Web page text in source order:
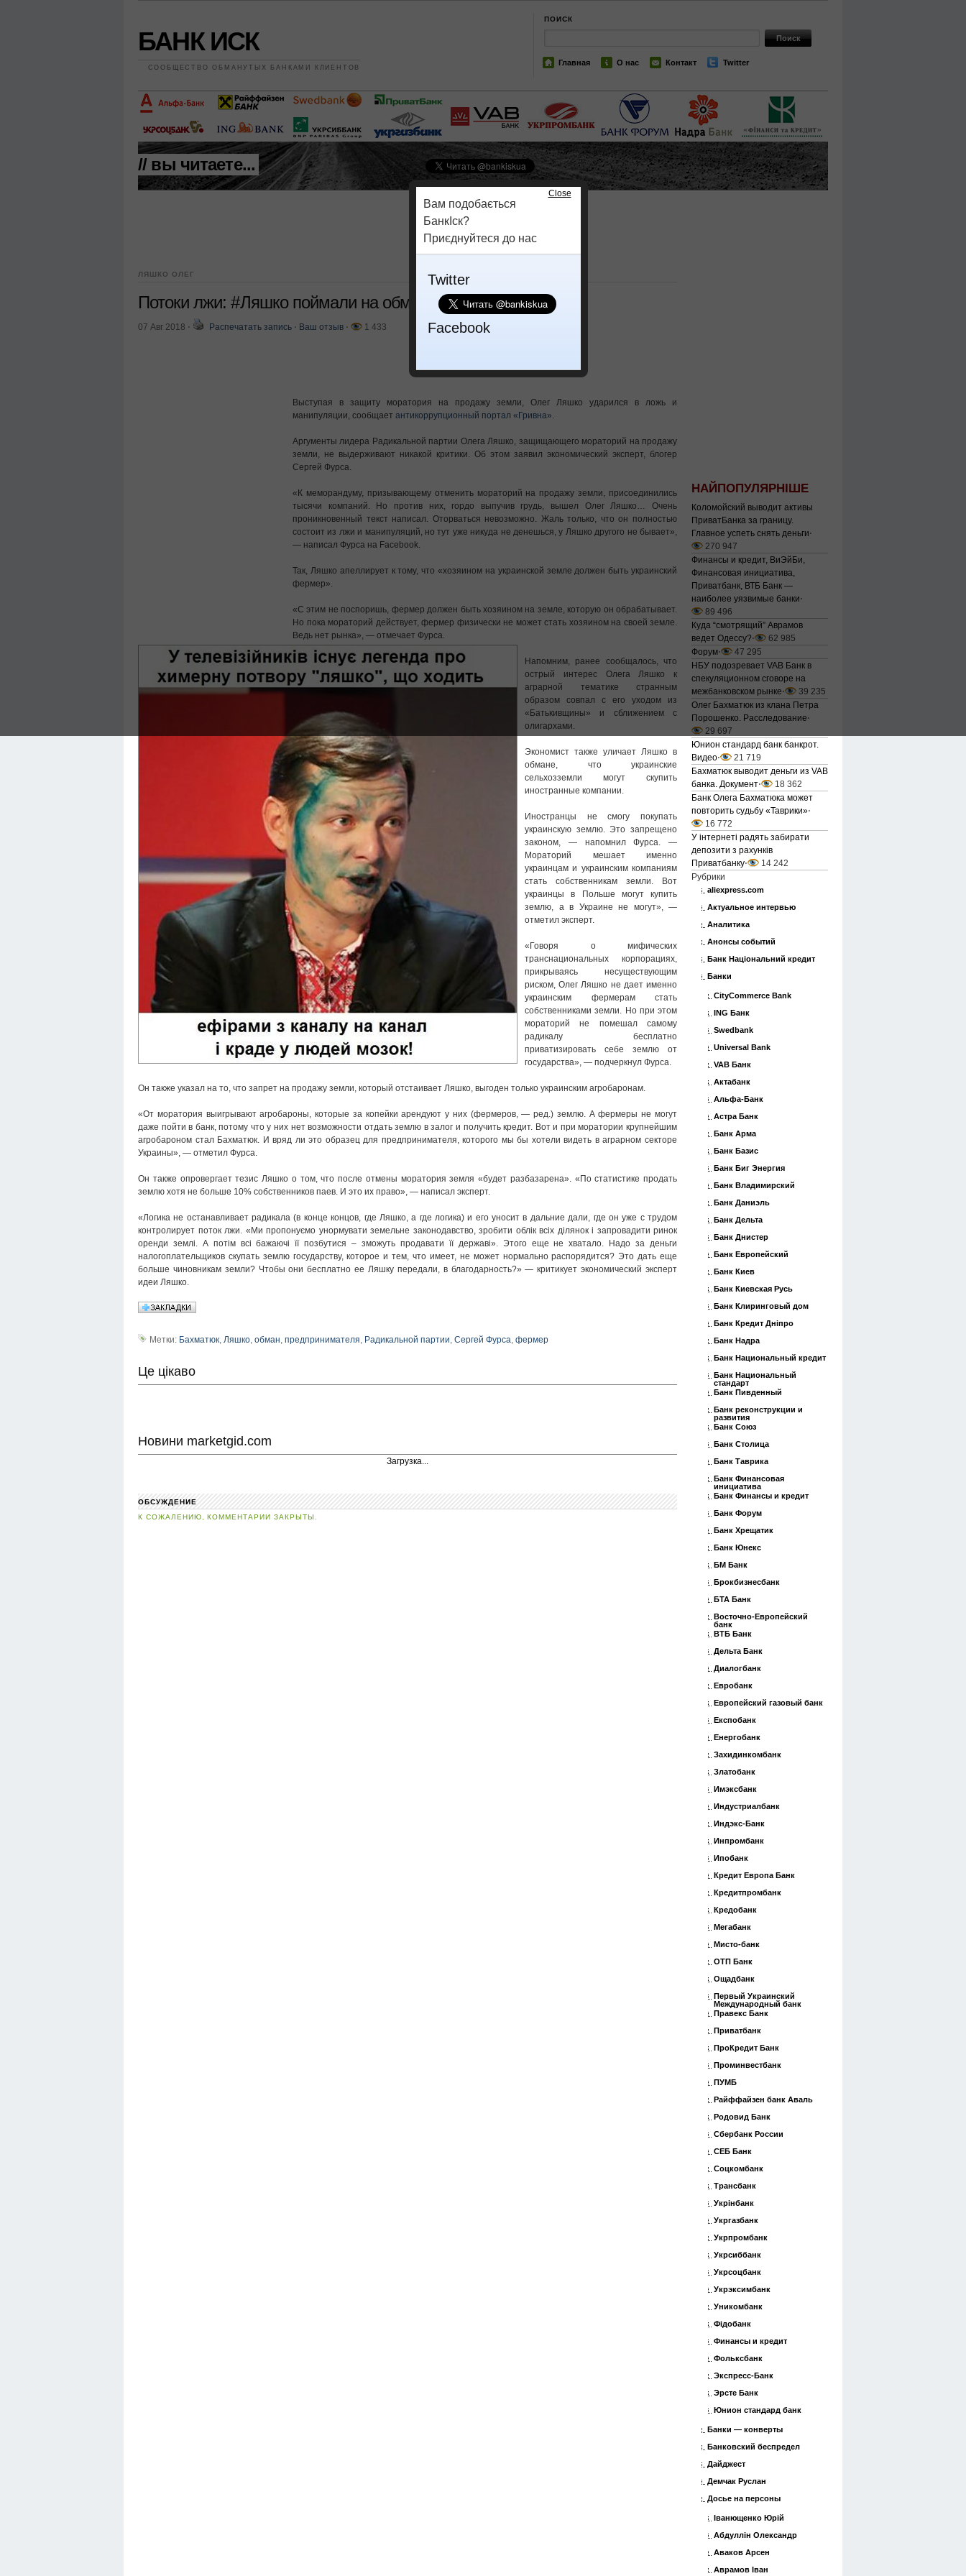
БАНК ИСК
СООБЩЕСТВО ОБМАНУТЫХ БАНКАМИ КЛИЕНТОВ
ПОИСК
Главная О нас Контакт Twitter
// вы читаете...
ЛЯШКО ОЛЕГ
Потоки лжи: #Ляшко поймали на обмане фермеров
07 Авг 2018 ⋅ Распечатать запись ⋅ Ваш отзыв ⋅ 1 433
Выступая в защиту моратория на продажу земли, Олег Ляшко ударился в ложь и
манипуляции, сообщает антикоррупционный портал «Гривна».
Аргументы лидера Радикальной партии Олега Ляшко, защищающего мораторий на продажу
земли, не выдерживают никакой критики. Об этом заявил экономический эксперт, блогер
Сергей Фурса.
«К меморандуму, призывающему отменить мораторий на продажу земли, присоединились
тысячи компаний. Но против них, гордо выпучив грудь, вышел Олег Ляшко… Очень
проникновенный текст написал. Оторваться невозможно. Жаль только, что он полностью
состоит из лжи и манипуляций, но тут уже никуда не денешься, у Ляшко другого не бывает»,
— написал Фурса на Facebook.
Так, Ляшко апеллирует к тому, что «хозяином на украинской земле должен быть украинский
фермер».
«С этим не поспоришь, фермер должен быть хозяином на земле, которую он обрабатывает.
Но пока мораторий действует, фермер физически не может стать хозяином на своей земле.
Ведь нет рынка», — отмечает Фурса.
Напомним, ранее сообщалось, что
острый интерес Олега Ляшко к
аграрной тематике странным
образом совпал с его уходом из
«Батькивщины» и сближением с
олигархами.
Экономист также уличает Ляшко в
обмане, что украинские
сельхозземли могут скупить
иностранные компании.
Иностранцы не смогу покупать
украинскую землю. Это запрещено
законом, — напомнил Фурса. —
Мораторий мешает именно
украинцам и украинским компаниям
стать собственникам земли. Вот
украинцы в Польше могут купить
землю, а в Украине не могут», —
отметил эксперт.
«Говоря о мифических
транснациональных корпорациях,
прикрываясь несуществующим
риском, Олег Ляшко не дает именно
украинским фермерам стать
собственниками земли. Но при этом
мораторий не помешал самому
радикалу бесплатно
приватизировать себе землю от
государства», — подчеркнул Фурса.
Он также указал на то, что запрет на продажу земли, который отстаивает Ляшко, выгоден только украинским агробаронам.
«От моратория выигрывают агробароны, которые за копейки арендуют у них (фермеров, — ред.) землю. А фермеры не могут
даже пойти в банк, потому что у них нет возможности отдать землю в залог и получить кредит. Вот и при моратории крупнейшим
агробароном стал Бахматюк. И вряд ли это образец для предпринимателя, которого мы бы хотели видеть в аграрном секторе
Украины», — отметил Фурса.
Он также опровергает тезис Ляшко о том, что после отмены моратория земля «будет разбазарена». «По статистике продать
землю хотя не больше 10% собственников паев. И это их право», — написал эксперт.
«Логика не останавливает радикала (в конце концов, где Ляшко, а где логика) и его уносит в дальние дали, где он уже с трудом
контролирует поток лжи. «Ми пропонуємо унормувати земельне законодавство, зробити облік всіх ділянок і запровадити ринок
оренди землі. А потім всі бажаючі її позбутися – зможуть продавати її державі». Этого еще не хватало. Надо за деньги
налогоплательщиков скупать землю государству, которое и тем, что имеет, не может нормально распорядится? Это дать еще
больше чиновникам земли? Чтобы они бесплатно ее Ляшку передали, в благодарность?» — критикует экономический эксперт
идеи Ляшко.
Метки: Бахматюк, Ляшко, обман, предпринимателя, Радикальной партии, Сергей Фурса, фермер
Це цікаво
Новини marketgid.com
Загрузка...
ОБСУЖДЕНИЕ
К СОЖАЛЕНИЮ, КОММЕНТАРИИ ЗАКРЫТЫ.
НАЙПОПУЛЯРНІШЕ
Коломойский выводит активы
ПриватБанка за границу.
Главное успеть снять деньги⋅
270 947
Финансы и кредит, ВиЭйБи,
Финансовая инициатива,
Приватбанк, ВТБ Банк —
наиболее уязвимые банки⋅
89 496
Куда “смотрящий” Аврамов
ведет Одессу?⋅
62 985
Форум⋅
47 295
НБУ подозревает VAB Банк в
спекуляционном сговоре на
межбанковском рынке⋅
39 235
Олег Бахматюк из клана Петра
Порошенко. Расследование⋅
29 697
Юнион стандард банк банкрот.
Видео⋅
21 719
Бахматюк выводит деньги из VAB
банка. Документ⋅
18 362
Банк Олега Бахматюка может
повторить судьбу «Таврики»⋅
16 772
У інтернеті радять забирати
депозити з рахунків
Приватбанку⋅
14 242
Рубрики
aliexpress.com
Актуальное интервью
Аналитика
Анонсы событий
Банк Національний кредит
Банки
CityCommerce Bank
ING Банк
Swedbank
Universal Bank
VAB Банк
Актабанк
Альфа-Банк
Астра Банк
Банк Арма
Банк Базис
Банк Биг Энергия
Банк Владимирский
Банк Даниэль
Банк Дельта
Банк Днистер
Банк Европейский
Банк Киев
Банк Киевская Русь
Банк Клиринговый дом
Банк Кредит Дніпро
Банк Надра
Банк Национальный кредит
Банк Национальный
стандарт
Банк Пивденный
Банк реконструкции и
развития
Банк Союз
Банк Столица
Банк Таврика
Банк Финансовая
инициатива
Банк Финансы и кредит
Банк Форум
Банк Хрещатик
Банк Юнекс
БМ Банк
Брокбизнесбанк
БТА Банк
Восточно-Европейский
банк
ВТБ Банк
Дельта Банк
Диалогбанк
Евробанк
Европейский газовый банк
Експобанк
Енергобанк
Захидинкомбанк
Златобанк
Имэксбанк
Индустриалбанк
Индэкс-Банк
Инпромбанк
Ипобанк
Кредит Европа Банк
Кредитпромбанк
Кредобанк
Мегабанк
Мисто-банк
ОТП Банк
Ощадбанк
Первый Украинский
Международный банк
Правекс Банк
Приватбанк
ПроКредит Банк
Проминвестбанк
ПУМБ
Райффайзен банк Аваль
Родовид Банк
Сбербанк России
СЕБ Банк
Соцкомбанк
Трансбанк
Укрінбанк
Укргазбанк
Укрпромбанк
Укрсиббанк
Укрсоцбанк
Укрэксимбанк
Уникомбанк
Фідобанк
Финансы и кредит
Фольксбанк
Экспресс-Банк
Эрсте Банк
Юнион стандард банк
Банки — конверты
Банковский беспредел
Дайджест
Демчак Руслан
Досье на персоны
Іванющенко Юрій
Абдуллін Олександр
Аваков Арсен
Аврамов Іван
Close
Вам подобається
БанкІск?
Приєднуйтеся до нас
Twitter
Facebook